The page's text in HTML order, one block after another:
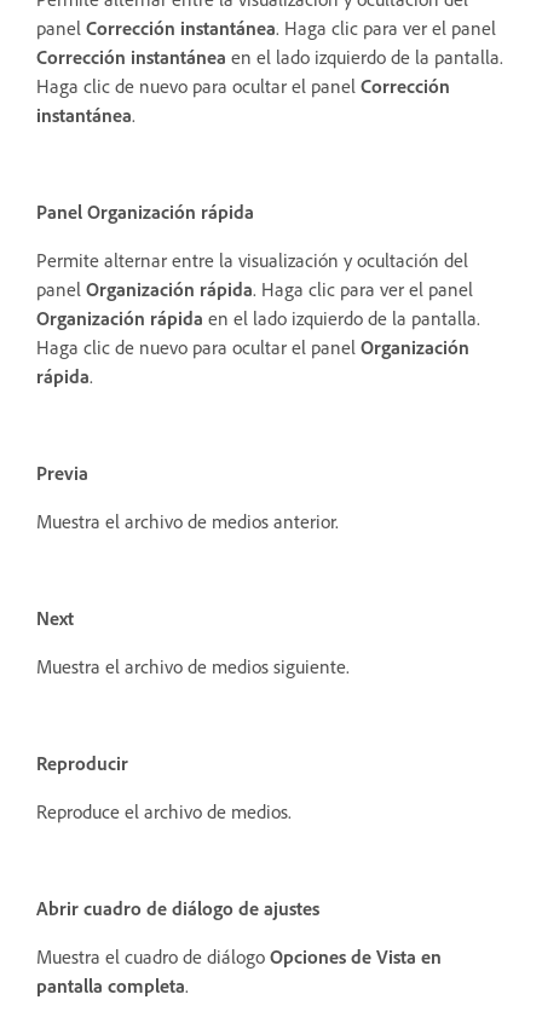
panel Corrección instantánea. Haga clic para ver el panel
Corrección instantánea en el lado izquierdo de la pantalla.
Haga clic de nuevo para ocultar el panel Corrección
instantánea.
Panel Organización rápida
Permite alternar entre la visualización y ocultación del
panel Organización rápida. Haga clic para ver el panel
Organización rápida en el lado izquierdo de la pantalla.
Haga clic de nuevo para ocultar el panel Organización
rápida.
Previa
Muestra el archivo de medios anterior.
Next
Muestra el archivo de medios siguiente.
Reproducir
Reproduce el archivo de medios.
Abrir cuadro de diálogo de ajustes
Muestra el cuadro de diálogo Opciones de Vista en
pantalla completa.